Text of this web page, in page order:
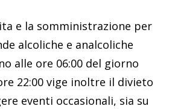
e la somministrazione per
alcoliche e analcoliche
alle ore 06:00 del giorno
22:00 vige inoltre il divieto
eventi occasionali, sia su